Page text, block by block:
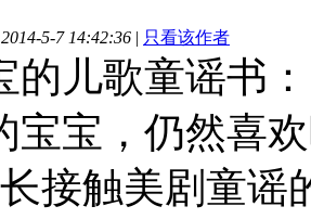
5-7 14:42:36 | 只看该作者
的儿歌童谣书：
宝宝，仍然喜
接触美剧童谣